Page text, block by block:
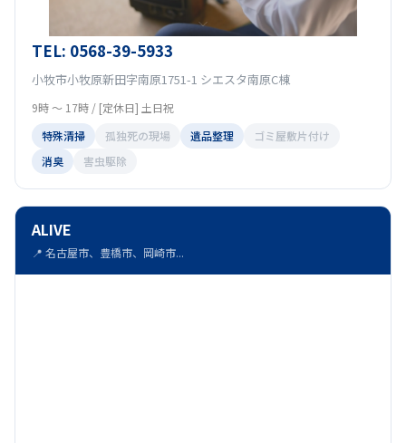
TEL: 0568-39-5933
小牧市小牧原新田字南原1751-1 シエスタ南原C棟
9時 〜 17時 / [定休日] 土日祝
特殊清掃
孤独死の現場 遺品整理
ゴミ屋敷片付け
消臭
害虫駆除
ALIVE
📍 名古屋市、豊橋市、岡崎市...